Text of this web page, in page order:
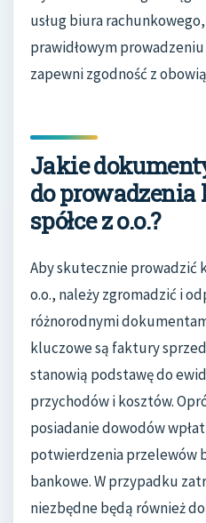
usług biura
prawidłowym
zapewni zgodność z
Jakie
do
spółce z o.o.?
Aby skutecznie prowadzić
o.o., należy zgromadzić i
różnorodnymi
kluczowe są faktury
stanowią podstawę do
przychodów i kosztów.
posiadanie dowodów
potwierdzenia przelewów
bankowe. W przypadku
niezbędne będą również